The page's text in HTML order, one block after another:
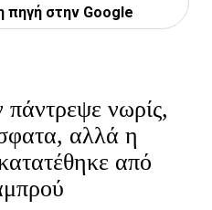
πηγή στην Google
νωρίς,
αλλά η
από